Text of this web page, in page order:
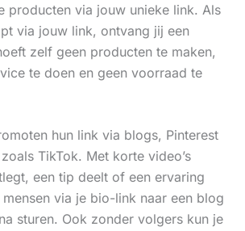
producten via jouw unieke link. Als
via jouw link, ontvang jij een
zelf geen producten te maken,
te doen en geen voorraad te
hun link via blogs, Pinterest
TikTok. Met korte video’s
een tip deelt of een ervaring
via je bio-link naar een blog
sturen. Ook zonder volgers kun je